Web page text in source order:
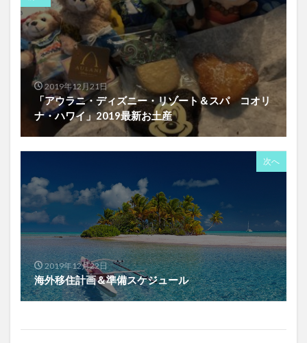
2019年12月21日
「アウラニ・ディズニー・リゾート＆スパ コオリ
ナ・ハワイ」2019最新お土産
次へ
2019年12月22日
海外移住計画＆準備スケジュール